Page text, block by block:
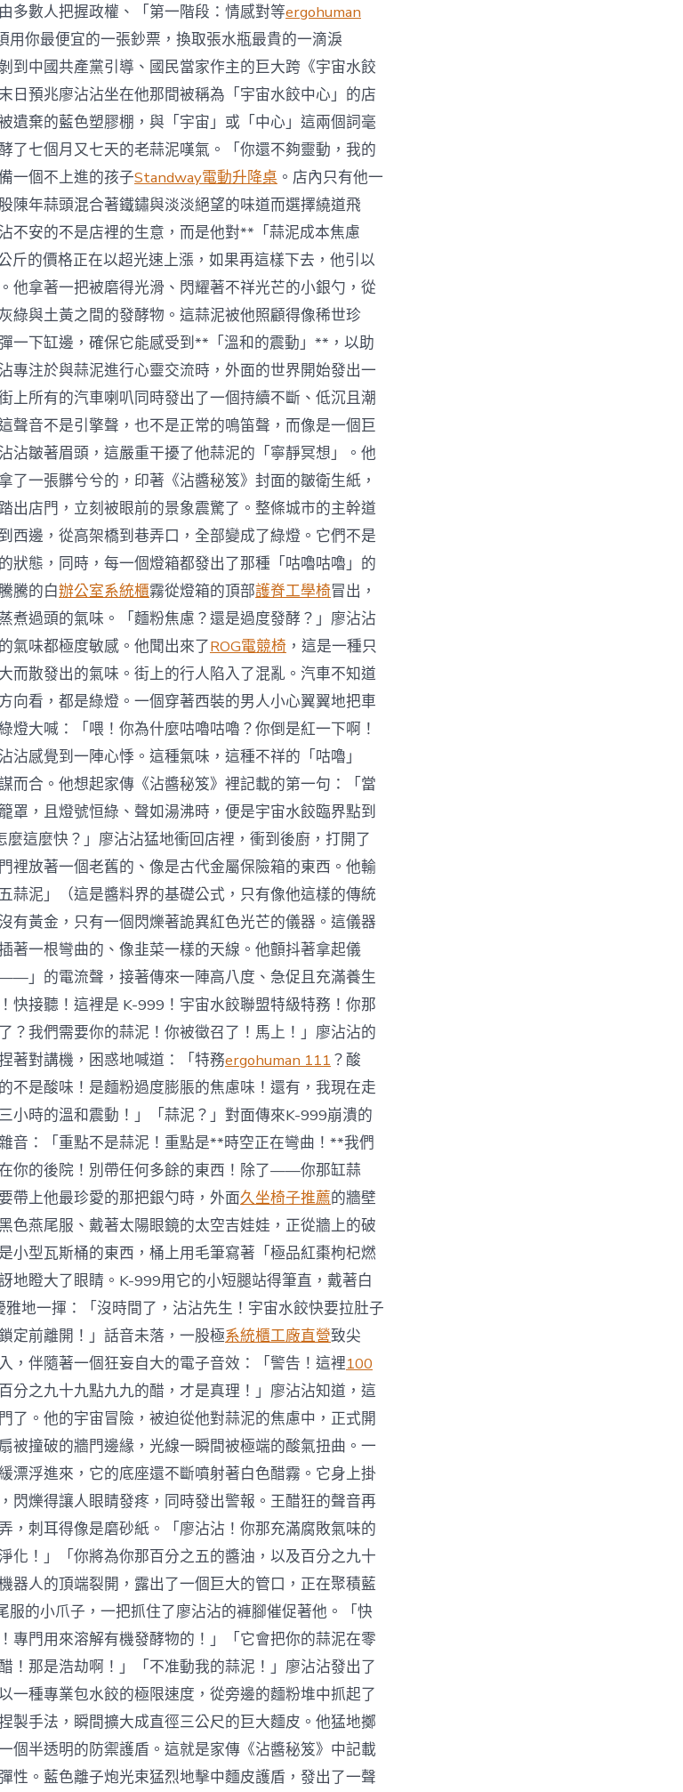
多數人把握政權、「第一階段：情感對等ergohuman
用你最便宜的一張鈔票，換取張水瓶最貴的一滴淚
到中國共產黨引導、國民當家作主的巨大跨《宇宙水餃
日預兆廖沾沾坐在他那間被稱為「宇宙水餃中心」的店
遺棄的藍色塑膠棚，與「宇宙」或「中心」這兩個詞毫
了七個月又七天的老蒜泥嘆氣。「你還不夠靈動，我的
一個不上進的孩子Standway電動升降桌 。店內只有他一
陳年蒜頭混合著鐵鏽與淡淡絕望的味道而選擇繞道飛
不安的不是店裡的生意，而是他對**「蒜泥成本焦慮
斤的價格正在以超光速上漲，如果再這樣下去，他引以
他拿著一把被磨得光滑、閃耀著不祥光芒的小銀勺，從
綠與土黃之間的發酵物。這蒜泥被他照顧得像稀世珍
一下缸邊，確保它能感受到**「溫和的震動」**，以助
專注於與蒜泥進行心靈交流時，外面的世界開始發出一
上所有的汽車喇叭同時發出了一個持續不斷、低沉且潮
音不是引擎聲，也不是正常的鳴笛聲，而像是一個巨
沾皺著眉頭，這嚴重干擾了他蒜泥的「寧靜冥想」。他
了一張髒兮兮的，印著《沾醬秘笈》封面的皺衛生紙，
出店門，立刻被眼前的景象震驚了。整條城市的主幹道
西邊，從高架橋到巷弄口，全部變成了綠燈。它們不是
狀態，同時，每一個燈箱都發出了那種「咕嚕咕嚕」的
騰的白辦公室系統櫃霧從燈箱的頂部護脊工學椅冒出，
過頭的氣味。「麵粉焦慮？還是過度發酵？」廖沾沾
氣味都極度敏感。他聞出來了ROG電競椅 ，這是一種只
而散發出的氣味。街上的行人陷入了混亂。汽車不知道
向看，都是綠燈。一個穿著西裝的男人小心翼翼地把車
燈大喊：「喂！你為什麼咕嚕咕嚕？你倒是紅一下啊！
沾感覺到一陣心悸。這種氣味，這種不祥的「咕嚕」
而合。他想起家傳《沾醬秘笈》裡記載的第一句：「當
罩，且燈號恒綠、聲如湯沸時，便是宇宙水餃臨界點到
這麼快？」廖沾沾猛地衝回店裡，衝到後廚，打開了
裡放著一個老舊的、像是古代金屬保險箱的東西。他輸
蒜泥」（這是醬料界的基礎公式，只有像他這樣的傳統
有黃金，只有一個閃爍著詭異紅色光芒的儀器。這儀器
著一根彎曲的、像韭菜一樣的天線。他顫抖著拿起儀
」的電流聲，接著傳來一陣高八度、急促且充滿養生
快接聽！這裡是 K-999！宇宙水餃聯盟特級特務！你那
？我們需要你的蒜泥！你被徵召了！馬上！」廖沾沾的
著對講機，困惑地喊道：「特務ergohuman 111 ？酸
不是酸味！是麵粉過度膨脹的焦慮味！還有，我現在走
小時的溫和震動！」「蒜泥？」對面傳來K-999崩潰的
音：「重點不是蒜泥！重點是**時空正在彎曲！**我們
你的後院！別帶任何多餘的東西！除了——你那缸蒜
帶上他最珍愛的那把銀勺時，外面久坐椅子推薦的牆壁
色燕尾服、戴著太陽眼鏡的太空吉娃娃，正從牆上的破
小型瓦斯桶的東西，桶上用毛筆寫著「極品紅棗枸杞燃
瞪大了眼睛。K-999用它的小短腿站得筆直，戴著白
雅地一揮：「沒時間了，沾沾先生！宇宙水餃快要拉肚子
定前離開！」話音未落，一股極系統櫃工廠直營致尖
，伴隨著一個狂妄自大的電子音效：「警告！這裡100
分之九十九點九九的醋，才是真理！」廖沾沾知道，這
了。他的宇宙冒險，被迫從他對蒜泥的焦慮中，正式開
被撞破的牆門邊緣，光線一瞬間被極端的酸氣扭曲。一
漂浮進來，它的底座還不斷噴射著白色醋霧。它身上掛
閃爍得讓人眼睛發疼，同時發出警報。王醋狂的聲音再
，刺耳得像是磨砂紙。「廖沾沾！你那充滿腐敗氣味的
化！」「你將為你那百分之五的醬油，以及百分之九十
器人的頂端裂開，露出了一個巨大的管口，正在聚積藍
服的小爪子，一把抓住了廖沾沾的褲腳催促著他。「快
專門用來溶解有機發酵物的！」「它會把你的蒜泥在零
！那是浩劫啊！」「不准動我的蒜泥！」廖沾沾發出了
一種專業包水餃的極限速度，從旁邊的麵粉堆中抓起了
製手法，瞬間擴大成直徑三公尺的巨大麵皮。他猛地擲
個半透明的防禦護盾。這就是家傳《沾醬秘笈》中記載
性。藍色離子炮光束猛烈地擊中麵皮護盾，發出了一聲